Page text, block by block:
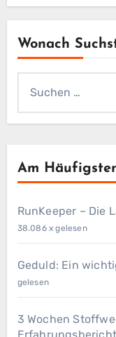
Wonach
nach:
Am
RunKeeper – Die
38.086 x gelesen
Geduld: Ein
gelesen
3 Wochen
Erfahrungsbericht